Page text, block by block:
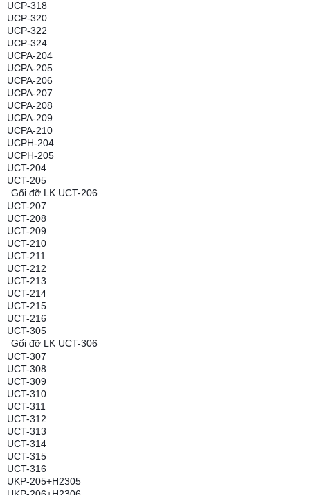
UCP-318
UCP-320
UCP-322
UCP-324
UCPA-204
UCPA-205
UCPA-206
UCPA-207
UCPA-208
UCPA-209
UCPA-210
UCPH-204
UCPH-205
UCT-204
UCT-205
Gối đỡ LK UCT-206
UCT-207
UCT-208
UCT-209
UCT-210
UCT-211
UCT-212
UCT-213
UCT-214
UCT-215
UCT-216
UCT-305
Gối đỡ LK UCT-306
UCT-307
UCT-308
UCT-309
UCT-310
UCT-311
UCT-312
UCT-313
UCT-314
UCT-315
UCT-316
UKP-205+H2305